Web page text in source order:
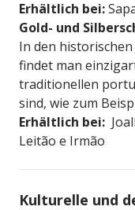
Erhältlich bei:
Gold- und
In den
findet man
traditionellen
sind, wie zum
Erhältlich bei:
Leitão e Irmão
Kulturelle und